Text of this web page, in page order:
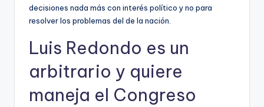
decisiones nada más con interés político y no para
resolver los problemas del de la nación.
Luis Redondo es un
arbitrario y quiere
maneja el Congreso